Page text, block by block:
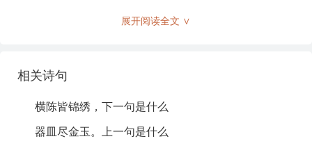
：都是，表示全都。
器皿：用于盛放物品的容器，这里指精美的器具。
尽：全部的意思。
金玉：金银和玉器，象征着财富和奢华。
展开阅读全文 ∨
相关诗句
横陈皆锦绣，下一句是什么
器皿尽金玉。上一句是什么